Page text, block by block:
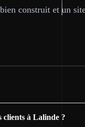
bien construit et un
clients à Lalinde ?